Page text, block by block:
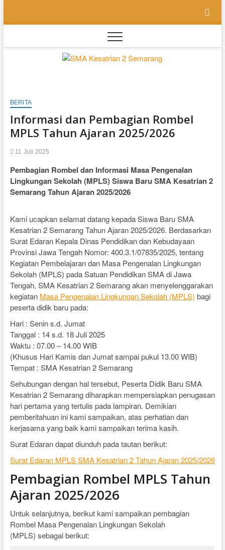
content
2
BERITA
Informasi dan Pembagian Rombel
MPLS Tahun Ajaran 2025/2026
11 Juli 2025
Pembagian Rombel dan Informasi Masa Pengenalan
Lingkungan Sekolah (MPLS) Siswa Baru SMA Kesatrian 2
Semarang Tahun Ajaran 2025/2026
Kami ucapkan selamat datang kepada Siswa Baru SMA
Kesatrian 2 Semarang Tahun Ajaran 2025/2026. Berdasarkan
Surat Edaran Kepala Dinas Pendidikan dan Kebudayaan
Provinsi Jawa Tengah Nomor: 400.3.1/07835/2025, tentang
Kegiatan Pembelajaran dan Masa Pengenalan Lingkungan
Sekolah (MPLS) pada Satuan Pendidikan SMA di Jawa
Tengah, SMA Kesatrian 2 Semarang akan menyelenggarakan
kegiatan Masa Pengenalan Lingkungan Sekolah (MPLS) bagi
peserta didik baru pada:
Hari : Senin s.d. Jumat
Tanggal : 14 s.d. 18 Juli 2025
Waktu : 07.00 – 14.00 WIB
(Khusus Hari Kamis dan Jumat sampai pukul 13.00 WIB)
Tempat : SMA Kesatrian 2 Semarang
Sehubungan dengan hal tersebut, Peserta Didik Baru SMA
Kesatrian 2 Semarang diharapkan mempersiapkan penugasan
hari pertama yang tertulis pada lampiran. Demikian
pemberitahuan ini kami sampaikan, atas perhatian dan
kerjasama yang baik kami sampaikan terima kasih.
Surat Edaran dapat diunduh pada tautan berikut:
Surat Edaran MPLS SMA Kesatrian 2 Tahun Ajaran 2025/2026
Pembagian Rombel MPLS Tahun
Ajaran 2025/2026
Untuk selanjutnya, berikut kami sampaikan pembagian
Rombel Masa Pengenalan Lingkungan Sekolah
(MPLS) sebagai berikut: